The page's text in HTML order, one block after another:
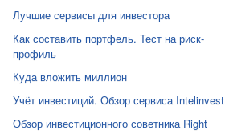
Лучшие сервисы для инвестора
Как составить портфель. Тест на риск-
профиль
Куда вложить миллион
Учёт инвестиций. Обзор сервиса Intelinvest
Обзор инвестиционного советника Right